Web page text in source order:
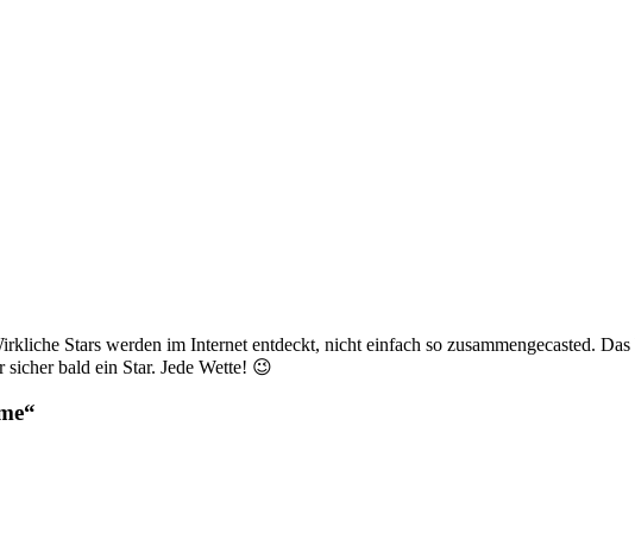
Stars werden im Internet entdeckt, nicht einfach so zusammengecasted.
bald ein Star. Jede Wette! 😉